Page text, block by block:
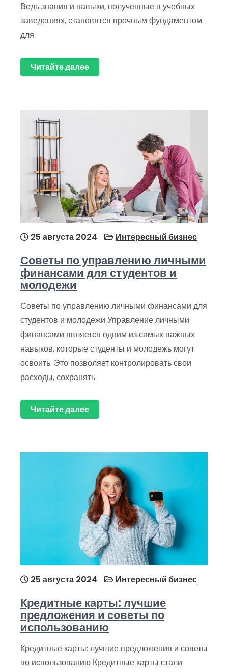
Ведь знания и навыки, полученные в учебных
заведениях, становятся прочным фундаментом
для
Читайте далее
25 августа 2024 Интересный бизнес
Советы по управлению личными
финансами для студентов и
молодежи
Советы по управлению личными финансами для
студентов и молодежи Управление личными
финансами является одним из самых важных
навыков, которые студенты и молодежь могут
освоить. Это позволяет контролировать свои
расходы, сохранять
Читайте далее
25 августа 2024 Интересный бизнес
Кредитные карты: лучшие
предложения и советы по
использованию
Кредитные карты: лучшие предложения и советы
по использованию Кредитные карты стали